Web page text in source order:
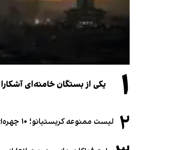
۱ یکی از بستگان خامنه‌ای
۲ لیست ممنوعه کریستیانو؛ ۱۰ چهره‌ای که در مراسم عروسی رونالدو و جورجینا جایی ندارند